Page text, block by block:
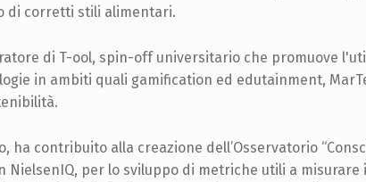
di corretti stili alimentari.
di T-ool, spin-off universitario che promuove
in ambiti quali gamification ed edutainment,
ha contribuito alla creazione dell’Osservatorio
NielsenIQ, per lo sviluppo di metriche utili a